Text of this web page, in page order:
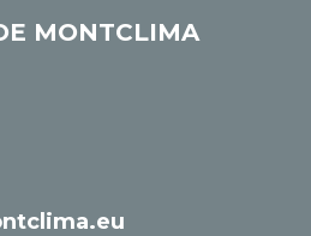
MONTCLIMA